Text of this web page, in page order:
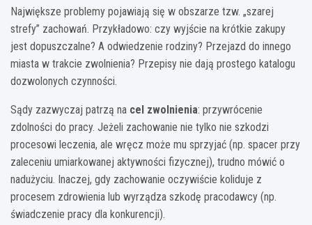
Największe problemy pojawiają się w obszarze tzw. „szarej
strefy” zachowań. Przykładowo: czy wyjście na krótkie zakupy
jest dopuszczalne? A odwiedzenie rodziny? Przejazd do innego
miasta w trakcie zwolnienia? Przepisy nie dają prostego katalogu
dozwolonych czynności.
Sądy zazwyczaj patrzą na cel zwolnienia: przywrócenie
zdolności do pracy. Jeżeli zachowanie nie tylko nie szkodzi
procesowi leczenia, ale wręcz może mu sprzyjać (np. spacer przy
zaleceniu umiarkowanej aktywności fizycznej), trudno mówić o
nadużyciu. Inaczej, gdy zachowanie oczywiście koliduje z
procesem zdrowienia lub wyrządza szkodę pracodawcy (np.
świadczenie pracy dla konkurencji).